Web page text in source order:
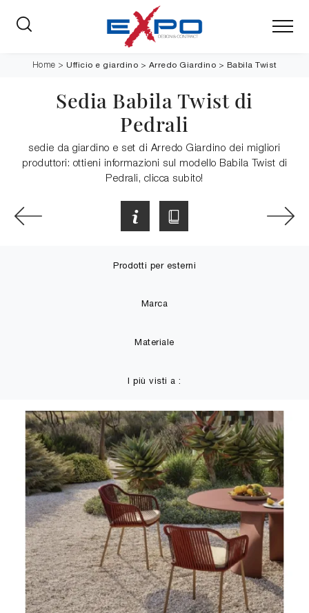
Home > Ufficio e giardino > Arredo Giardino > Babila Twist
Sedia Babila Twist di
Pedrali
sedie da giardino e set di Arredo Giardino dei migliori
produttori: ottieni informazioni sul modello Babila Twist di
Pedrali, clicca subito!
Prodotti per esterni
Marca
Materiale
I più visti a :